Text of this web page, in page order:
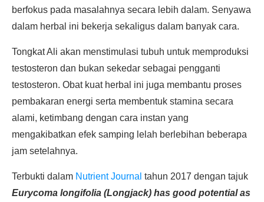
berfokus pada masalahnya secara lebih dalam. Senyawa
dalam herbal ini bekerja sekaligus dalam banyak cara.
Tongkat Ali akan menstimulasi tubuh untuk memproduksi
testosteron dan bukan sekedar sebagai pengganti
testosteron. Obat kuat herbal ini juga membantu proses
pembakaran energi serta membentuk stamina secara
alami, ketimbang dengan cara instan yang
mengakibatkan efek samping lelah berlebihan beberapa
jam setelahnya.
Terbukti dalam Nutrient Journal tahun 2017 dengan tajuk
Eurycoma longifolia (Longjack) has good potential as